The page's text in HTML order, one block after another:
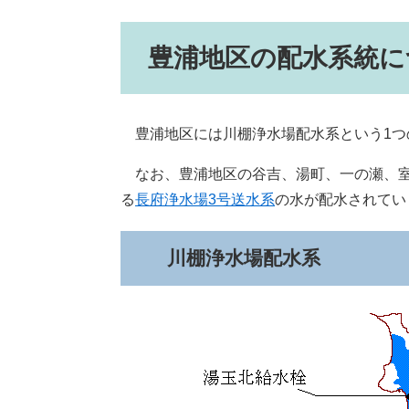
豊浦地区の配水系統
豊浦地区には川棚浄水場配水系という1
なお、豊浦地区の谷吉、湯町、一の瀬、
る長府浄水場3号送水系の水が配水されて
川棚浄水場配水系